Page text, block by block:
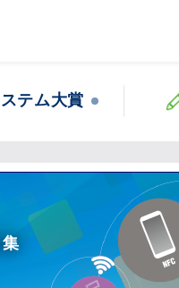
テム大賞